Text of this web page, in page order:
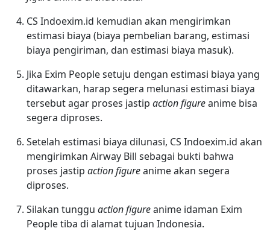
CS Indoexim.id kemudian akan mengirimkan
estimasi biaya (biaya pembelian barang, estimasi
biaya pengiriman, dan estimasi biaya masuk).
Jika Exim People setuju dengan estimasi biaya yang
ditawarkan, harap segera melunasi estimasi biaya
tersebut agar proses jastip action figureanime bisa
segera diproses.
Setelah estimasi biaya dilunasi, CS Indoexim.id akan
mengirimkan Airway Bill sebagai bukti bahwa
proses jastip action figureanime akan segera
diproses.
Silakan tunggu action figureanime idaman Exim
People tiba di alamat tujuan Indonesia.